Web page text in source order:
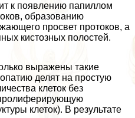
к появлению папиллом
образованию
просвет протоков, а
кистозных полостей.
выражены такие
делят на простую
клеток без
клеток). В результате